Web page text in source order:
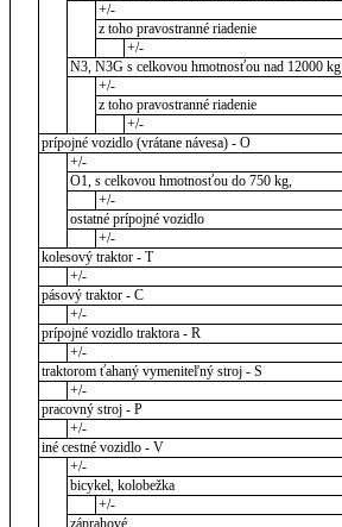
+/-
z toho pravostranné riadenie
+/-
N3, N3G s celkovou hmotnosťou nad 12000 kg
+/-
z toho pravostranné riadenie
+/-
prípojné vozidlo (vrátane návesa) - O
+/-
O1, s celkovou hmotnosťou do 750 kg,
+/-
ostatné prípojné vozidlo
+/-
kolesový traktor - T
+/-
pásový traktor - C
+/-
prípojné vozidlo traktora - R
+/-
traktorom ťahaný vymeniteľný stroj - S
+/-
pracovný stroj - P
+/-
iné cestné vozidlo - V
+/-
bicykel, kolobežka
+/-